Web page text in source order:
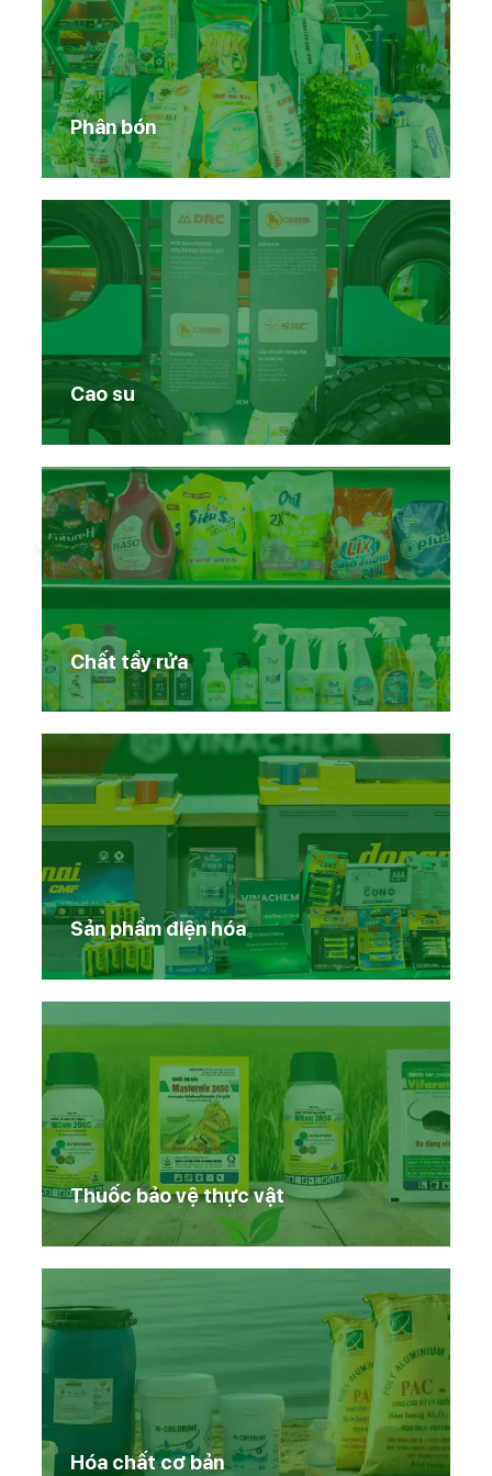
Trang chủ Sản phẩm Vinachem
Sản phẩm Vinachem
Phân bón
Cao su
Chất tẩy rửa
Sản phẩm điện hóa
Thuốc bảo vệ thực vật
Hóa chất cơ bản